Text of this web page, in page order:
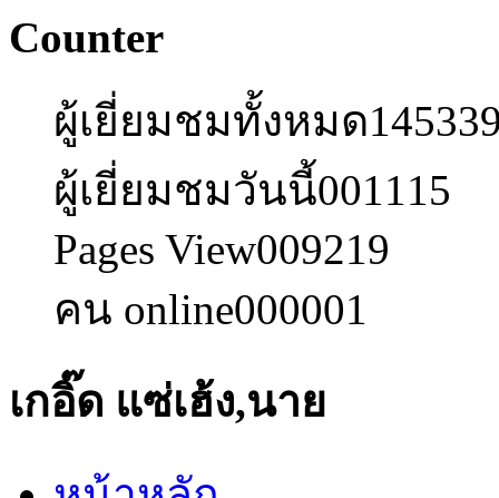
Counter
ผู้เยี่ยมชมทั้งหมด
ผู้เยี่ยมชมวันนี้001115
Pages View009219
คน online000001
เกอิ๊ด แซ่เฮ้ง,นาย